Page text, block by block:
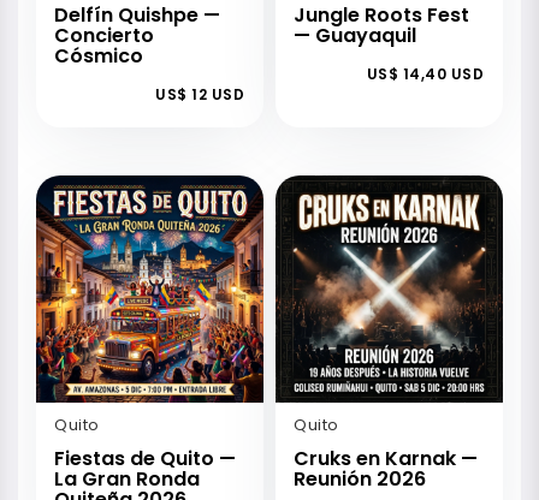
Delfín Quishpe —
Concierto
Cósmico
US$ 12 USD
Jungle Roots Fest
— Guayaquil
US$ 14,40 USD
Quito
Fiestas de Quito —
La Gran Ronda
Quito
Cruks en Karnak —
Reunión 2026